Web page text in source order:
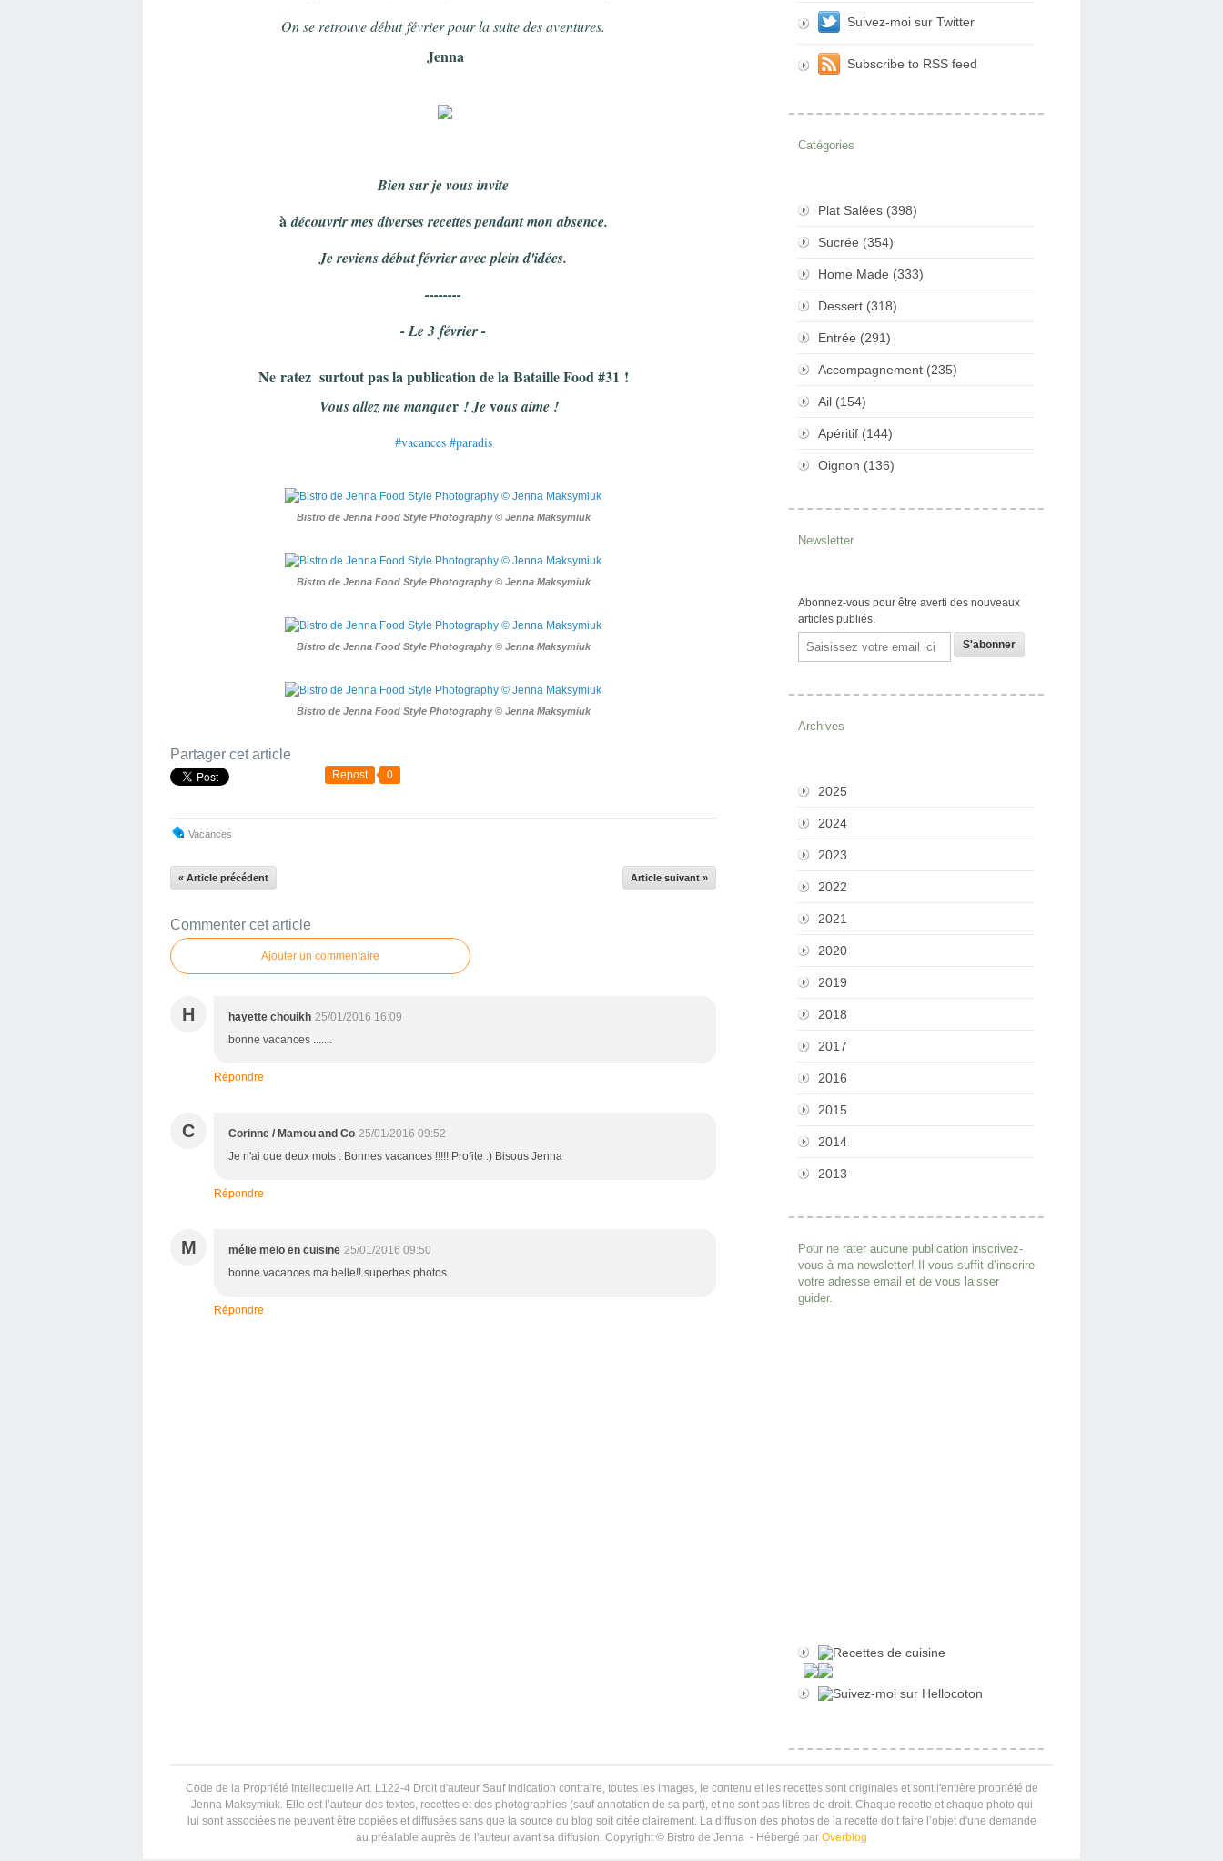
On se retrouve début février pour la suite des aventures.
Jenna
Bien sur je vous invite
à découvrir mes diverses recettespendant mon absence.
Je reviens début février avec pleind'idées.
--------
- Le 3 février -
Ne ratez surtout pas la publication de la Bataille Food #31 !
Vous allez me manquer ! Jevous aime !
#vacances #paradis
Bistro de Jenna Food Style Photography © Jenna Maksymiuk
Bistro de Jenna Food Style Photography © Jenna Maksymiuk
Bistro de Jenna Food Style Photography © Jenna Maksymiuk
Bistro de Jenna Food Style Photography © Jenna Maksymiuk
Partager cet article
Repost 0
Vacances
« Article précédent Article suivant »
Commenter cet article
Ajouter un commentaire
H hayette chouikh 25/01/2016 16:09
bonne vacances .......
Répondre
C Corinne / Mamou and Co 25/01/2016 09:52
Je n'ai que deux mots : Bonnes vacances !!!!! Profite :) Bisous Jenna
Répondre
M mélie melo en cuisine 25/01/2016 09:50
bonne vacances ma belle!! superbes photos
Répondre
Suivez-moi sur Twitter
Subscribe to RSS feed
Catégories
Plat Salées (398)
Sucrée (354)
Home Made (333)
Dessert (318)
Entrée (291)
Accompagnement (235)
Ail (154)
Apéritif (144)
Oignon (136)
Newsletter
Abonnez-vous pour être averti des nouveaux
articles publiés.
Email
Archives
2025
2024
2023
2022
2021
2020
2019
2018
2017
2016
2015
2014
2013
Pour ne rater aucune publication inscrivez-
vous à ma newsletter! Il vous suffit d’inscrire
votre adresse email et de vous laisser
guider.
Code de la Propriété Intellectuelle Art. L122-4 Droit d'auteur Sauf indication contraire, toutes les images, le contenu et les recettes sont originales et sont l'entière propriété de
Jenna Maksymiuk. Elle est l’auteur des textes, recettes et des photographies (sauf annotation de sa part), et ne sont pas libres de droit. Chaque recette et chaque photo qui
lui sont associées ne peuvent être copiées et diffusées sans que la source du blog soit citée clairement. La diffusion des photos de la recette doit faire l’objet d'une demande
au préalable auprès de l'auteur avant sa diffusion. Copyright © Bistro de Jenna - Hébergé par Overblog